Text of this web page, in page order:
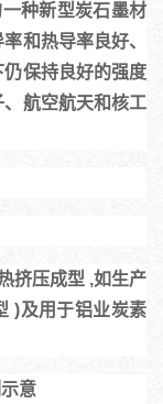
种新型炭石墨材
和热导率良好、
保持良好的强度
航空航天和核工
挤压成型 ,如生产
)及用于铝业炭素
意